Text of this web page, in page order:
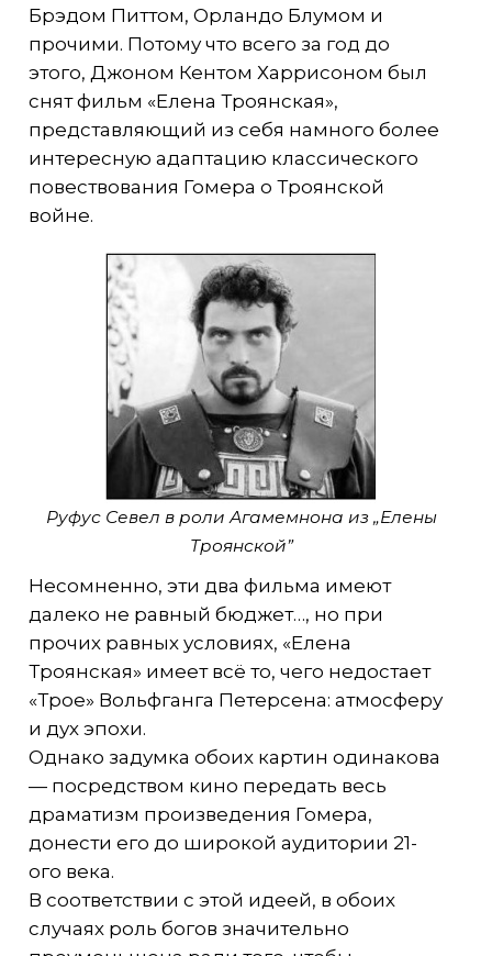
Брэдом Питтом, Орландо Блумом и
прочими. Потому что всего за год до
этого, Джоном Кентом Харрисоном был
снят фильм «Елена Троянская»,
представляющий из себя намного более
интересную адаптацию классического
повествования Гомера о Троянской
войне.
Руфус Севел в роли Агамемнона из „Елены
Троянской”
Несомненно, эти два фильма имеют
далеко не равный бюджет…, но при
прочих равных условиях, «Елена
Троянская» имеет всё то, чего недостает
«Трое» Вольфганга Петерсена: атмосферу
и дух эпохи.
Однако задумка обоих картин одинакова
— посредством кино передать весь
драматизм произведения Гомера,
донести его до широкой аудитории 21-
ого века.
В соответствии с этой идеей, в обоих
случаях роль богов значительно